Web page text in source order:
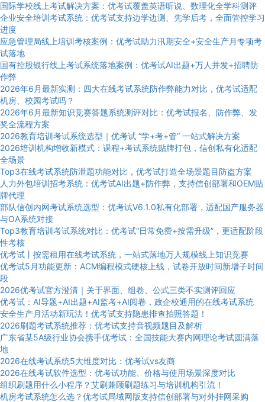
国际学校线上考试解决方案：优考试覆盖英语听说、数理化全学科测评
企业安全培训考试系统：优考试支持边学边测、先学后考，全面管控学习
进度
应急管理局线上培训考核案例：优考试助力汛期安全+安全生产月专项考
试落地
国有控股银行线上考试系统落地案例：优考试AI出题+万人并发+招聘防
作弊
2026年6月最新实测：四大在线考试系统防作弊能力对比，优考试适配
机房、校园考试吗？
2026年6月最新知识竞赛答题系统测评对比：优考试报名、防作弊、发
奖全流程方案
2026教育培训考试系统选型｜优考试 “学+考+管” 一站式解决方案
2026培训机构增收新模式：课程+考试系统贴牌打包，信创私有化适配
全场景
Top3在线考试系统防泄题功能对比，优考试打造全场景题目防盗方案
人力外包培训招考系统：优考试AI出题+防作弊，支持信创部署和OEM贴
牌代理
部队信创内网考试系统选型：优考试V6.1.0私有化部署，适配国产服务器
与OA系统对接
Top3教育培训考试系统对比：优考试“日常免费+按需升级”，更适配阶段
性考核
优考试丨按需租用在线考试系统，一站式落地万人规模线上知识竞赛
优考试5月功能更新：ACM编程模式硬核上线，试卷开放时间新增子时间
段
2026优考试官方澄清｜关于界面、组卷、公式三类不实测评回应
优考试：AI导题+AI出题+AI监考+AI阅卷，政企校通用的在线考试系统
安全生产月活动新玩法！优考试支持隐患排查拍照答题！
2026刷题考试系统推荐：优考试支持音视频题目及解析
广东省某5A级行业协会携手优考试：全国技能大赛内网理论考试圆满落
地
2026在线考试系统5大维度对比：优考试vs友商
2026在线考试软件选型：优考试功能、价格与使用场景深度对比
组织刷题用什么小程序？艾刷兼顾刷题练习与培训机构引流！
机房考试系统怎么选？优考试局域网版支持信创部署与对外挂网采购